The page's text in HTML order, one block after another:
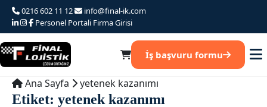
Ana
iceriğe
atla
0216 602 11 12
info@final-ik.com
Personel Portali Firma Girisi
İş başvuru formu
Ana Sayfa yetenek kazanımı
Etiket: yetenek kazanımı